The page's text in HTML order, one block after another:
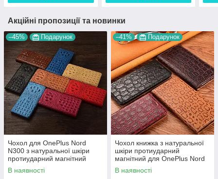
Акційні пропозиції та новинки
–45% Подарунок
Чохол для OnePlus Nord
N300 з натуральної шкіри
протиударний магнітний
книжка з підставкою
"CROCOHEAD"
В наявності
–41% Подарунок
Чохол книжка з натуральної
шкіри протиударний
магнітний для OnePlus Nord
N300 "JACOSA"
В наявності